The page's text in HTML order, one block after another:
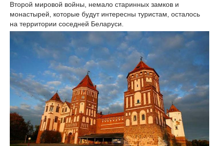
Второй мировой войны, немало старинных замков и
монастырей, которые будут интересны туристам, осталось
на территории соседней Беларуси.